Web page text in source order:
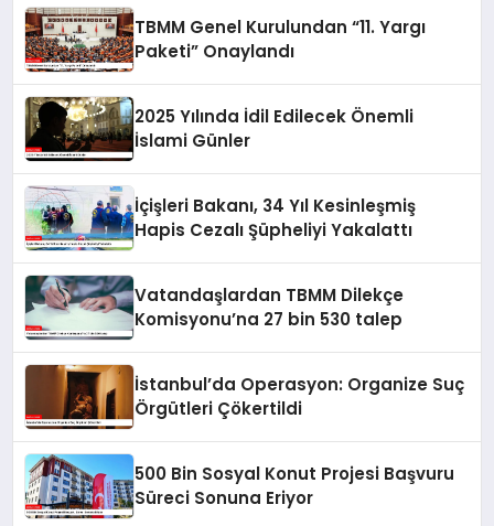
TBMM Genel Kurulundan “11. Yargı
Paketi” Onaylandı
2025 Yılında İdil Edilecek Önemli
İslami Günler
İçişleri Bakanı, 34 Yıl Kesinleşmiş
Hapis Cezalı Şüpheliyi Yakalattı
Vatandaşlardan TBMM Dilekçe
Komisyonu’na 27 bin 530 talep
İstanbul’da Operasyon: Organize Suç
Örgütleri Çökertildi
500 Bin Sosyal Konut Projesi Başvuru
Süreci Sonuna Eriyor